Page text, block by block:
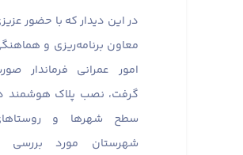
در این دیدار که با حضور
معاون برنامه‌ریزی و
امور عمرانی فرماندار
گرفت، نصب پلاک هوشمند
سطح شهرها و
شهرستان مورد بررسی